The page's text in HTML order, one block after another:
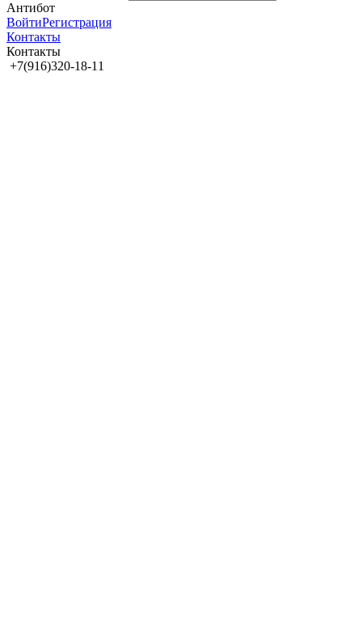
Антибот
ВойтиРегистрация
Контакты
Контакты
+7(916)320-18-11